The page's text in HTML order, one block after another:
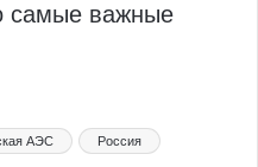
самые важные
АЭС Россия